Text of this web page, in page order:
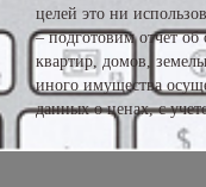
целей это ни
– подготовим отчет
квартир, домов,
иного имущества
данных о ценах, с